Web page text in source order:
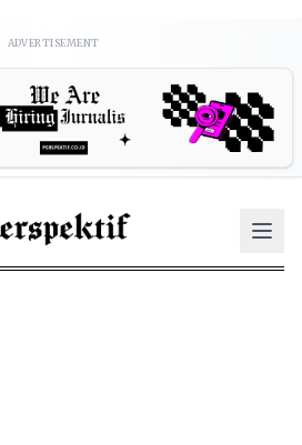
ADVERTISEMENT